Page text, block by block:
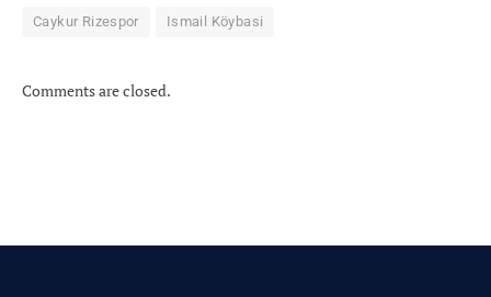
Caykur Rizespor Ismail Köybasi
Comments are closed.